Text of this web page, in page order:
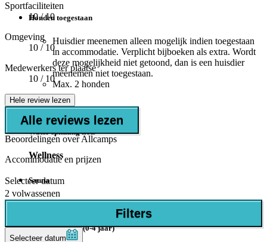
Honden toegestaan
Huisdier meenemen alleen mogelijk indien toegestaan
in accommodatie. Verplicht bijboeken als extra. Wordt
deze mogelijkheid niet getoond, dan is een huisdier
meenemen niet toegestaan.
Max. 2 honden
Watersport
Water spinning fiets
Wellness
Sauna
Geschikt voor
Baby's/kleuters (0-4 jaar)
Sportfaciliteiten
10/ 10
Omgeving
10 / 10
Medewerkers ter plaatse
10 / 10
Hele review lezen
Alle reviews lezen
Beoordelingen over Allcamps
Accommodatie en prijzen
Selecteer datum
2 volwassenen
Filters
Selecteer datum